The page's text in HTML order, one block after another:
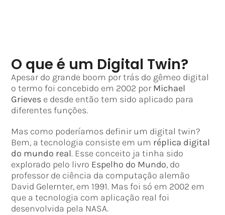
O que é um Digital Twin?
Apesar do grande boom por trás do gêmeo digital
o termo foi concebido em 2002 porMichael
Grieves e desde então tem sido aplicado para
diferentes funções.
Mas como poderíamos definir um digital twin?
Bem, a tecnologia consiste em um réplica digital
do mundo real. Esse conceito ja tinha sido
explorado pelo livro Espelho do Mundo, do
professor de ciência da computação alemão
David Gelernter, em 1991. Mas foi só em 2002 em
que a tecnologia com aplicação real foi
desenvolvida pela NASA.